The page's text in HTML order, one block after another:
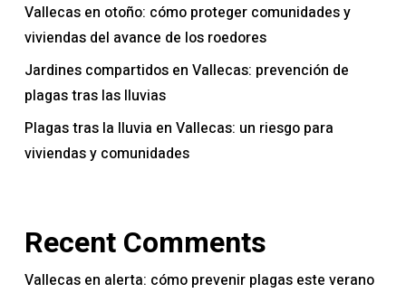
Vallecas en otoño: cómo proteger comunidades y
viviendas del avance de los roedores
Jardines compartidos en Vallecas: prevención de
plagas tras las lluvias
Plagas tras la lluvia en Vallecas: un riesgo para
viviendas y comunidades
Recent Comments
Vallecas en alerta: cómo prevenir plagas este verano